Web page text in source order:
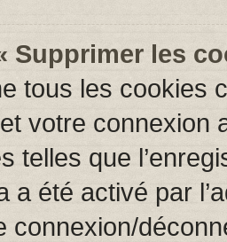
Supprimer les
tous les cookies
votre connexion
telles que
a été activé par
connexion/